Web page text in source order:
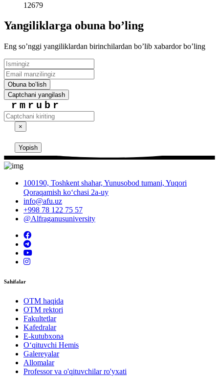
12679
Yangiliklarga obuna boʼling
Eng soʼnggi yangiliklardan birinchilardan boʼlib xabardor boʼling
Obuna boʼlish
Captchani yangilash
rmrubr
×
Yopish
100190, Toshkent shahar, Yunusobod tumani, Yuqori
Qoraqamish ko‘chasi 2a-uy
info@afu.uz
+998 78 122 75 57
@Alfraganusuniversity
Sahifalar
OTM haqida
OTM rektori
Fakultetlar
Kafedralar
E-kutubxona
O‘qituvchi Hemis
Galereyalar
Allomalar
Professor va o'qituvchilar ro'yxati